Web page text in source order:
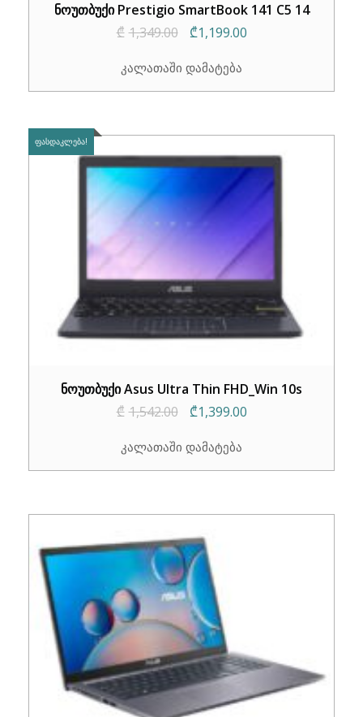
ნოუთბუქი Prestigio SmartBook 141 C5 14
₾ 1,349.00
Original
was:
₾1,199.00Current
კალათაში დამატება
ᲤᲐᲡᲓᲐᲙᲚᲔᲑᲐ!
ნოუთბუქი Asus Ultra Thin FHD_Win 10s
₾ 1,542.00
Original
was:
₾1,399.00Current
კალათაში დამატება